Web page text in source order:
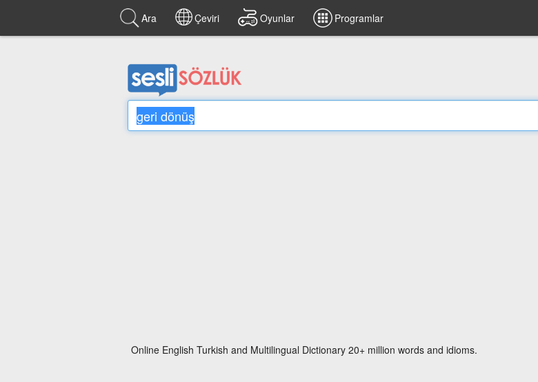
Ara Çeviri Oyunlar Programlar
Online English Turkish and Multilingual Dictionary 20+ million words and idioms.